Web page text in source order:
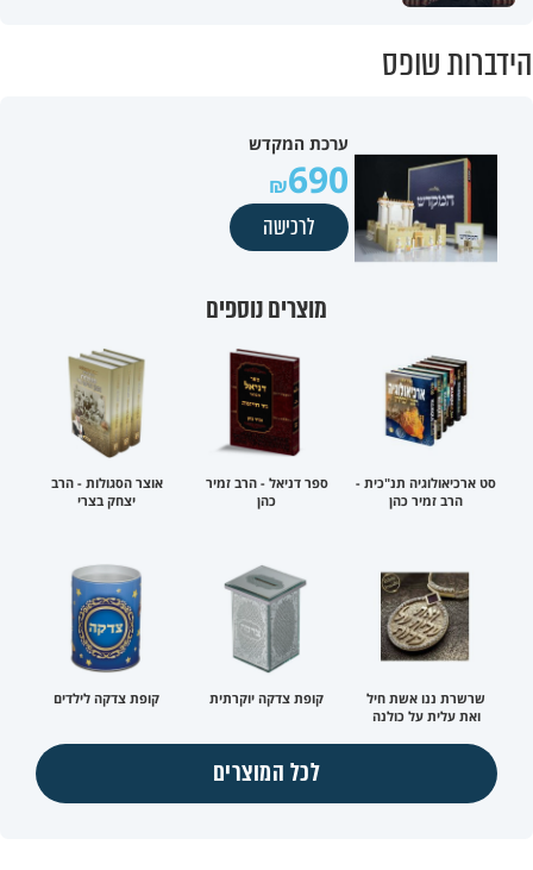
הידברות שופס
ערכת המקדש
690
לרכישה
מוצרים נוספים
סט ארכיאולוגיה תנ"כית -
הרב זמיר כהן
ספר דניאל - הרב זמיר
כהן
אוצר הסגולות - הרב
יצחק בצרי
שרשרת ננו אשת חיל
ואת עלית על כולנה
קופת צדקה יוקרתית קופת צדקה לילדים
לכל המוצרים